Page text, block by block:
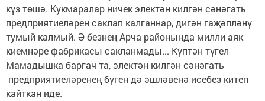
күз төшә. Кукмаралар ничек электән килгән сәнәгать
предприятиеләрен саклап калганнар, дигән гаҗәпләнү
тумый калмый. Ә безнең Арча районында милли аяк
киемнәре фабрикасы сакланмады... Күптән түгел
Мамадышка баргач та, электән килгән сәнәгать
предприятиеләренең бүген дә эшләвенә исебез китеп
кайткан иде.